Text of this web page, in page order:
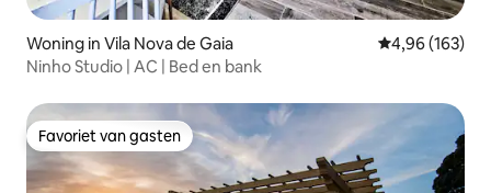
Woning in Vila Nova de Gaia Gemiddelde
4,96 (163)
Ninho Studio | AC | Bed en bank
Favoriet van gasten
Favoriet van gasten